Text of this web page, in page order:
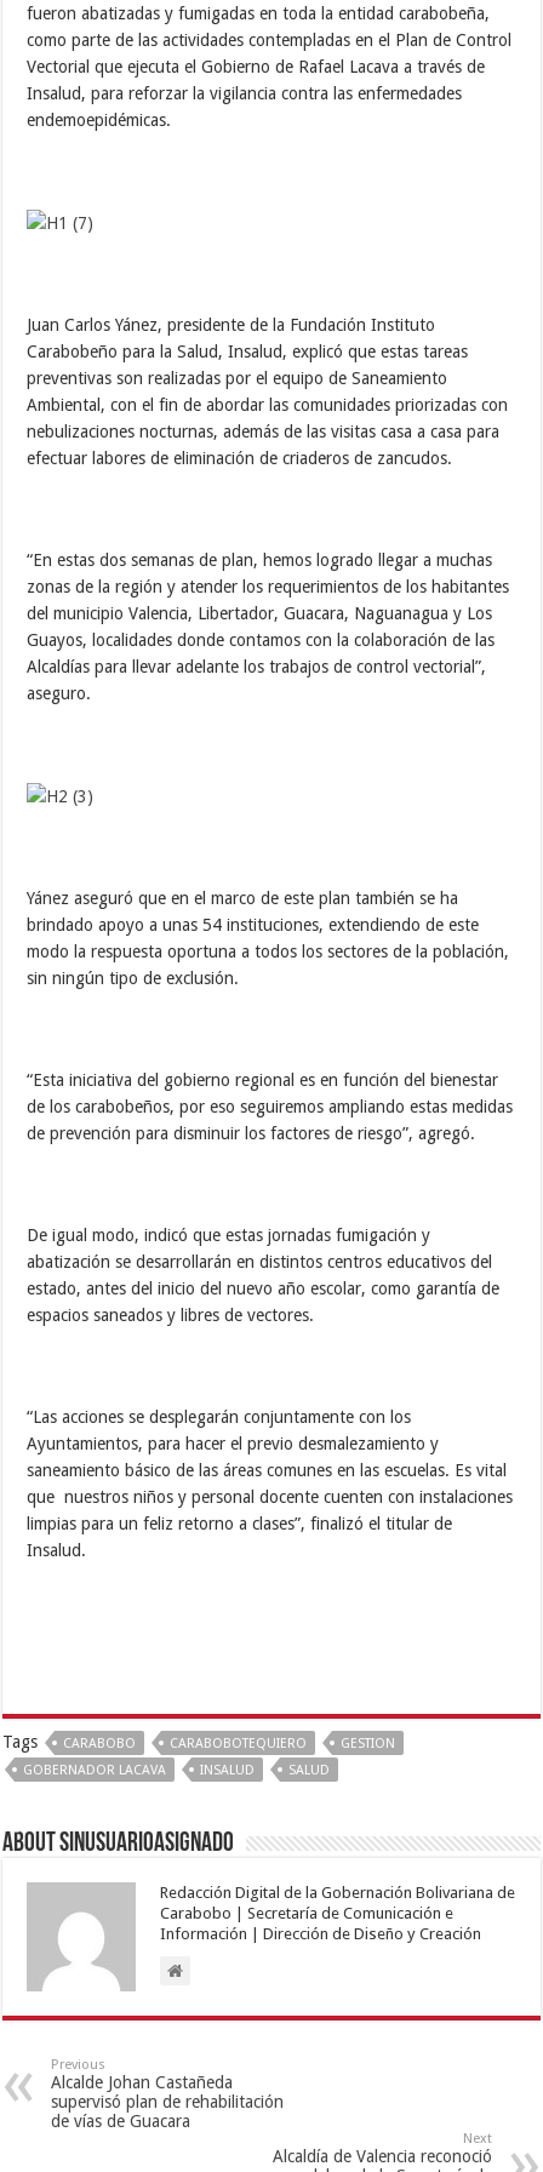
fueron abatizadas y fumigadas en toda la entidad carabobeña,
como parte de las actividades contempladas en el Plan de Control
Vectorial que ejecuta el Gobierno de Rafael Lacava a través de
Insalud, para reforzar la vigilancia contra las enfermedades
endemoepidémicas.
Juan Carlos Yánez, presidente de la Fundación Instituto
Carabobeño para la Salud, Insalud, explicó que estas tareas
preventivas son realizadas por el equipo de Saneamiento
Ambiental, con el fin de abordar las comunidades priorizadas con
nebulizaciones nocturnas, además de las visitas casa a casa para
efectuar labores de eliminación de criaderos de zancudos.
“En estas dos semanas de plan, hemos logrado llegar a muchas
zonas de la región y atender los requerimientos de los habitantes
del municipio Valencia, Libertador, Guacara, Naguanagua y Los
Guayos, localidades donde contamos con la colaboración de las
Alcaldías para llevar adelante los trabajos de control vectorial”,
aseguro.
Yánez aseguró que en el marco de este plan también se ha
brindado apoyo a unas 54 instituciones, extendiendo de este
modo la respuesta oportuna a todos los sectores de la población,
sin ningún tipo de exclusión.
“Esta iniciativa del gobierno regional es en función del bienestar
de los carabobeños, por eso seguiremos ampliando estas medidas
de prevención para disminuir los factores de riesgo”, agregó.
De igual modo, indicó que estas jornadas fumigación y
abatización se desarrollarán en distintos centros educativos del
estado, antes del inicio del nuevo año escolar, como garantía de
espacios saneados y libres de vectores.
“Las acciones se desplegarán conjuntamente con los
Ayuntamientos, para hacer el previo desmalezamiento y
saneamiento básico de las áreas comunes en las escuelas. Es vital
que nuestros niños y personal docente cuenten con instalaciones
limpias para un feliz retorno a clases”, finalizó el titular de
Insalud.
Tags CARABOBO CARABOBOTEQUIERO
GESTION
GOBERNADOR LACAVA
INSALUD SALUD
About sinusuarioasignado
Redacción Digital de la Gobernación Bolivariana de
Carabobo | Secretaría de Comunicación e
Información | Dirección de Diseño y Creación
Previous
Alcalde Johan Castañeda
supervisó plan de rehabilitación
de vías de Guacara
Next
Alcaldía de Valencia reconoció